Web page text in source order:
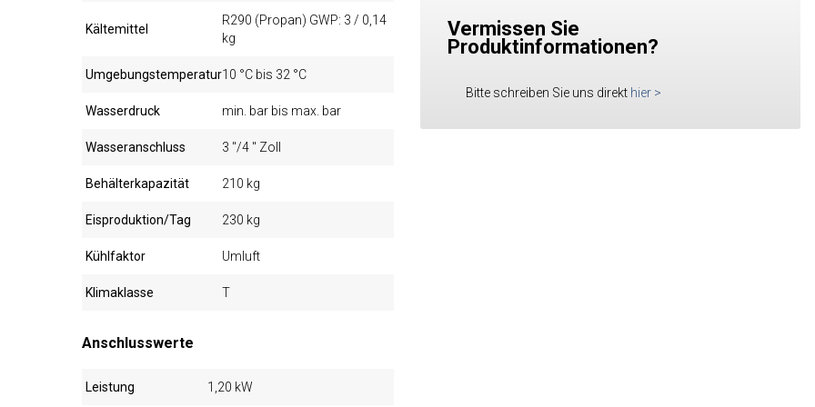
Kältemittel
R290 (Propan) GWP: 3 / 0,14
kg
Umgebungstemperatur10 °C bis 32 °C
Wasserdruck min. bar bis max. bar
Wasseranschluss 3 "/4 " Zoll
Behälterkapazität 210 kg
Eisproduktion/Tag 230 kg
Kühlfaktor Umluft
Klimaklasse T
Anschlusswerte
Leistung 1,20 kW
Vermissen Sie
Produktinformationen?
Bitte schreiben Sie uns direkt hier >